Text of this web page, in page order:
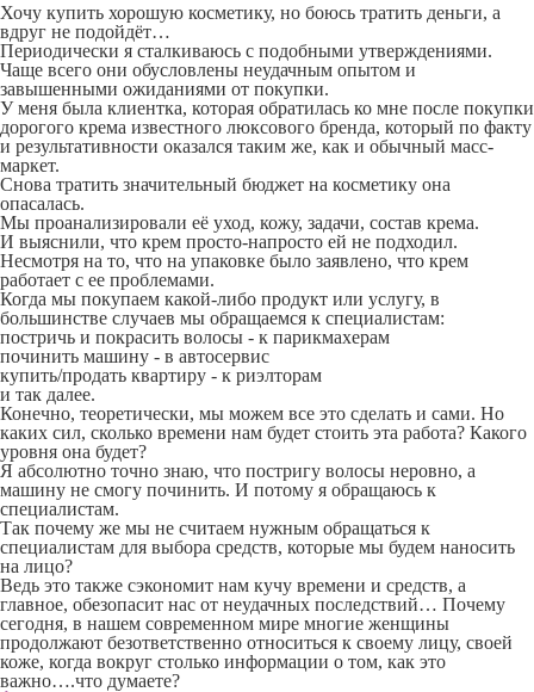
Хочу купить хорошую косметику, но боюсь тратить деньги, а
вдруг не подойдёт…
Периодически я сталкиваюсь с подобными утверждениями.
Чаще всего они обусловлены неудачным опытом и
завышенными ожиданиями от покупки.
У меня была клиентка, которая обратилась ко мне после покупки
дорогого крема известного люксового бренда, который по факту
и результативности оказался таким же, как и обычный масс-
маркет.
Снова тратить значительный бюджет на косметику она
опасалась.
Мы проанализировали её уход, кожу, задачи, состав крема.
И выяснили, что крем просто-напросто ей не подходил.
Несмотря на то, что на упаковке было заявлено, что крем
работает с ее проблемами.
Когда мы покупаем какой-либо продукт или услугу, в
большинстве случаев мы обращаемся к специалистам:
постричь и покрасить волосы - к парикмахерам
починить машину - в автосервис
купить/продать квартиру - к риэлторам
и так далее.
Конечно, теоретически, мы можем все это сделать и сами. Но
каких сил, сколько времени нам будет стоить эта работа? Какого
уровня она будет?
Я абсолютно точно знаю, что постригу волосы неровно, а
машину не смогу починить. И потому я обращаюсь к
специалистам.
Так почему же мы не считаем нужным обращаться к
специалистам для выбора средств, которые мы будем наносить
на лицо?
Ведь это также сэкономит нам кучу времени и средств, а
главное, обезопасит нас от неудачных последствий… Почему
сегодня, в нашем современном мире многие женщины
продолжают безответственно относиться к своему лицу, своей
коже, когда вокруг столько информации о том, как это
важно….что думаете?